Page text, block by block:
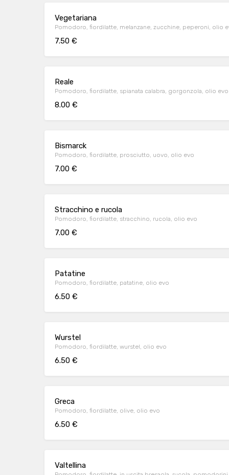
Vegetariana
Pomodoro, fiordilatte, melanzane, zucchine, peperoni, olio
7.50 €
Reale
Pomodoro, fiordilatte, spianata calabra, gorgonzola, olio evo
8.00 €
Bismarck
Pomodoro, fiordilatte, prosciutto, uovo, olio evo
7.00 €
Stracchino e rucola
Pomodoro, fiordilatte, stracchino, rucola, olio evo
7.00 €
Patatine
Pomodoro, fiordilatte, patatine, olio evo
6.50 €
Wurstel
Pomodoro, fiordilatte, wurstel, olio evo
6.50 €
Greca
Pomodoro, fiordilatte, olive, olio evo
6.50 €
Valtellina